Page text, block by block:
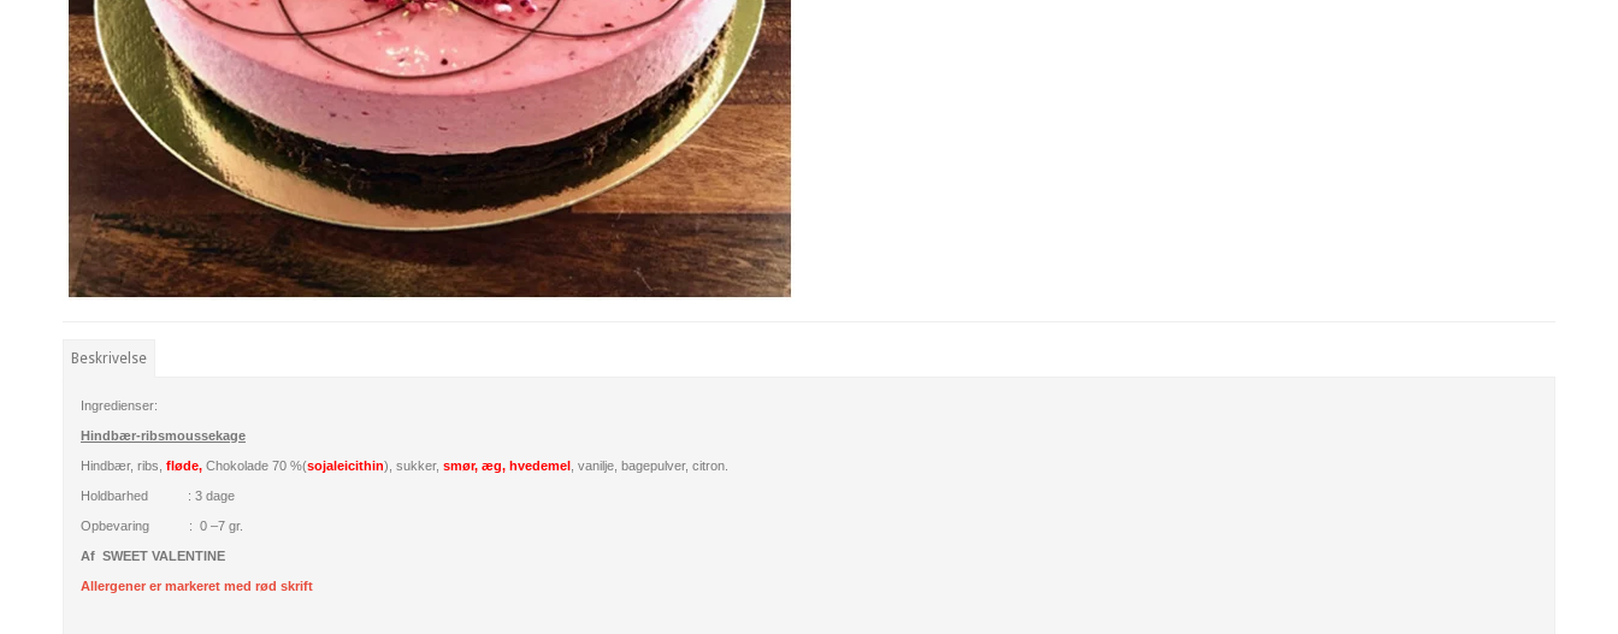
Beskrivelse
Ingredienser:
Hindbær-ribsmoussekage
Hindbær, ribs, fløde, Chokolade 70 %(sojaleicithin), sukker, smør, æg, hvedemel , vanilje, bagepulver, citron.
Holdbarhed : 3 dage
Opbevaring : 0 –7 gr.
Af SWEET VALENTINE
Allergener er markeret med rød skrift